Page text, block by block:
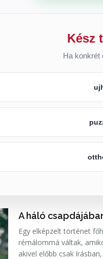
Kész
Ha konkrét
A háló
Egy elképzelt történet
rémálommá váltak,
akivel előbb csak